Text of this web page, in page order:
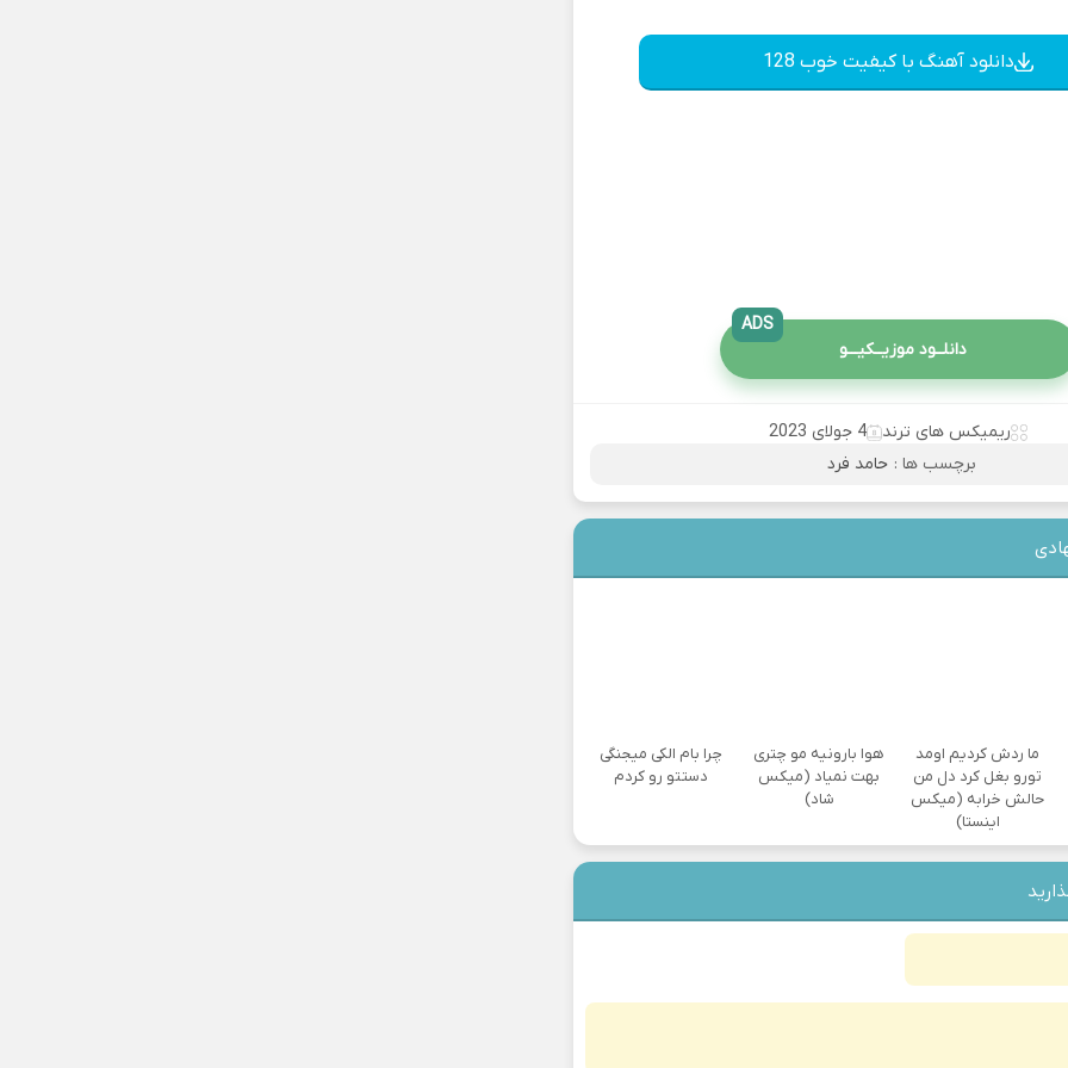
دانلود آهنگ با کیفیت خوب 128
دانلــود موزیــکیـــو
ADS
ریمیکس های ترند
4 جولای 2023
برچسب ها : حامد فرد
ما ردش کردیم اومد
تورو بغل کرد دل من
حالش خرابه (میکس
اینستا)
هوا بارونیه مو چتری
بهت نمیاد (میکس
شاد)
چرا بام الکی میجنگی
دستتو رو کردم